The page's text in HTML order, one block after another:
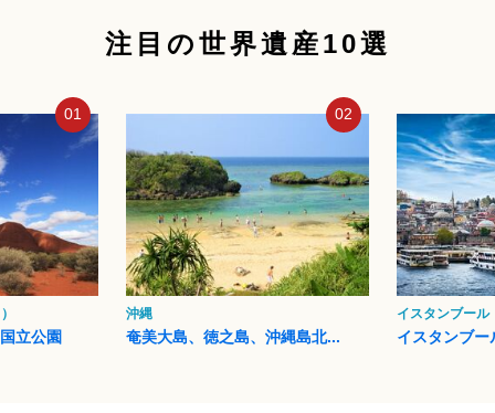
注目の世界遺産10選
01
立公園
02
沖縄
奄美大島、徳之島、沖縄島北...
イスタンブール
イスタンブー